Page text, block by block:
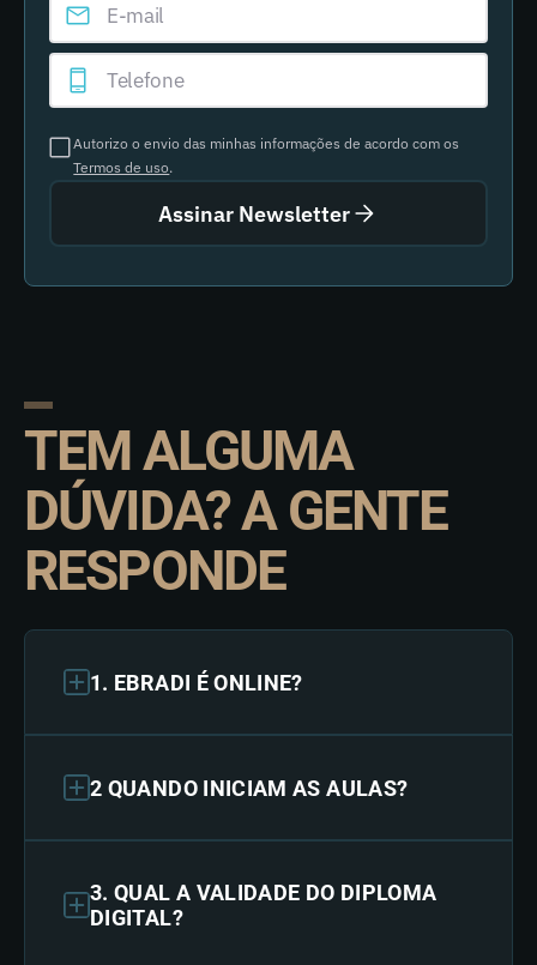
Autorizo o envio das minhas informações de acordo com os
Termos de uso.
Assinar Newsletter
TEM ALGUMA
DÚVIDA? A GENTE
RESPONDE
1. EBRADI É ONLINE?
2 QUANDO INICIAM AS AULAS?
3. QUAL A VALIDADE DO DIPLOMA
DIGITAL?